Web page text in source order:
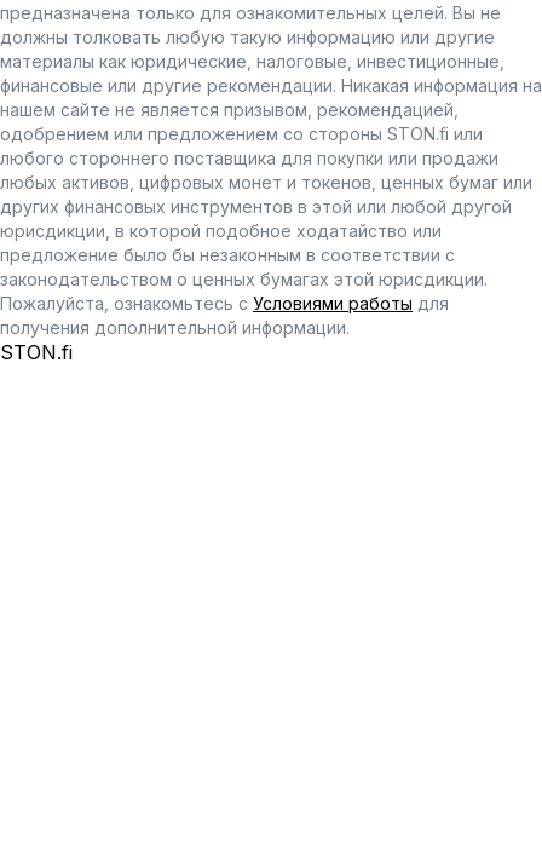
предназначена только для ознакомительных целей. Вы не
должны толковать любую такую информацию или другие
материалы как юридические, налоговые, инвестиционные,
финансовые или другие рекомендации. Никакая информация на
нашем сайте не является призывом, рекомендацией,
одобрением или предложением со стороны STON.fi или
любого стороннего поставщика для покупки или продажи
любых активов, цифровых монет и токенов, ценных бумаг или
других финансовых инструментов в этой или любой другой
юрисдикции, в которой подобное ходатайство или
предложение было бы незаконным в соответствии с
законодательством о ценных бумагах этой юрисдикции.
Пожалуйста, ознакомьтесь с Условиями работы для
получения дополнительной информации.
STON.fi